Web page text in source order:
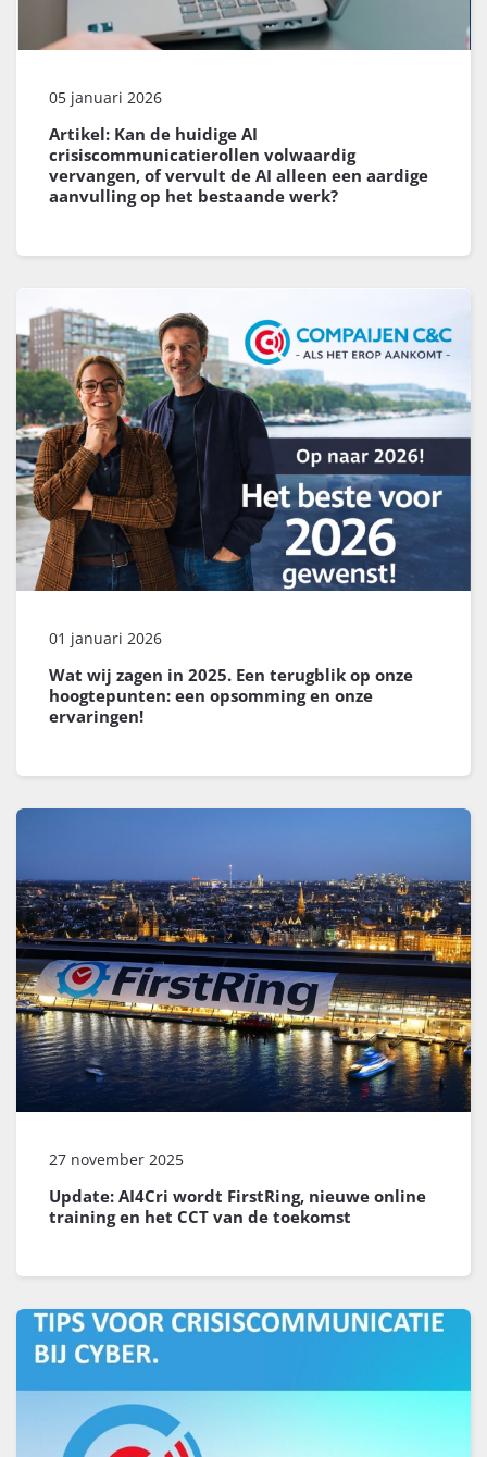
Artikel: Kan de huidige AI
crisiscommunicatierollen volwaardig
vervangen, of vervult de AI alleen een aardige
aanvulling op het bestaande werk?
05 januari 2026
Wat wij zagen in 2025. Een terugblik op onze
hoogtepunten: een opsomming en onze
ervaringen!
01 januari 2026
Update: AI4Cri wordt FirstRing, nieuwe online
training en het CCT van de toekomst
27 november 2025